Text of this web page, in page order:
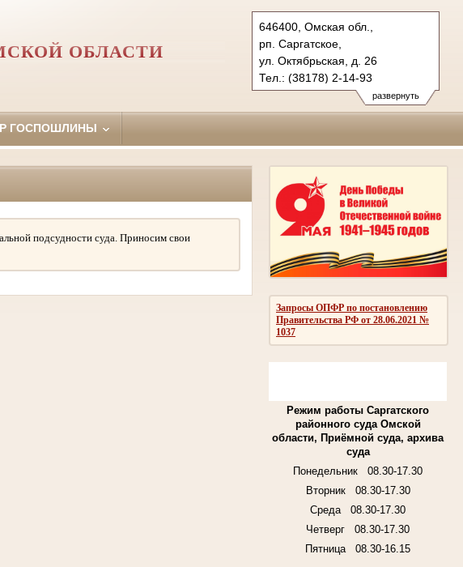
развернуть
646400, Омская обл.,
рп. Саргатское,
ул. Октябрьская, д. 26
Тел.: (38178) 2-14-93
sargatcourt.oms@sudrf.ru
ОБЛАСТИ
ГОСПОШЛИНЫ
Запросы ОПФР по постановлению
Правительства РФ от 28.06.2021 №
1037
Режим работы Саргатского
районного суда Омской
области, Приёмной суда, архива
суда
Понедельник 08.30-17.30
Вторник 08.30-17.30
Среда 08.30-17.30
Четверг 08.30-17.30
Пятница 08.30-16.15
подсудности суда. Приносим свои